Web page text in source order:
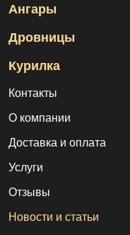
Ангары
Дровницы
Курилка
Контакты
О компании
Доставка и оплата
Услуги
Отзывы
Новости и статьи